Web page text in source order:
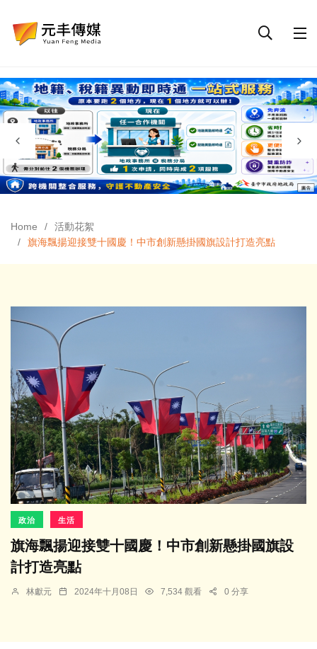
Home
活動花絮
旗海飄揚迎接雙十國慶！中市創新懸掛國旗設計打造亮點
政治 生活
旗海飄揚迎接雙十國慶！中市創新懸掛國旗設
計打造亮點
林獻元 2024年十月08日 7,534 觀看 0 分享